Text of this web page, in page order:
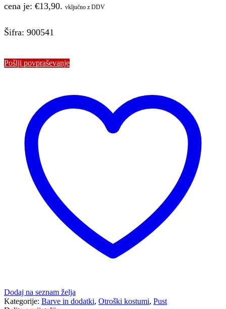
cena je: €13,90. vključno z DDV
Šifra: 900541
Pošlji povpraševanje
Dodaj na seznam želja
Kategorije: Barve in dodatki, Otroški kostumi, Pust